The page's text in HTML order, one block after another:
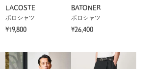
LACOSTE
ポロシャツ
¥19,800
BATONER
ポロシャツ
¥26,400